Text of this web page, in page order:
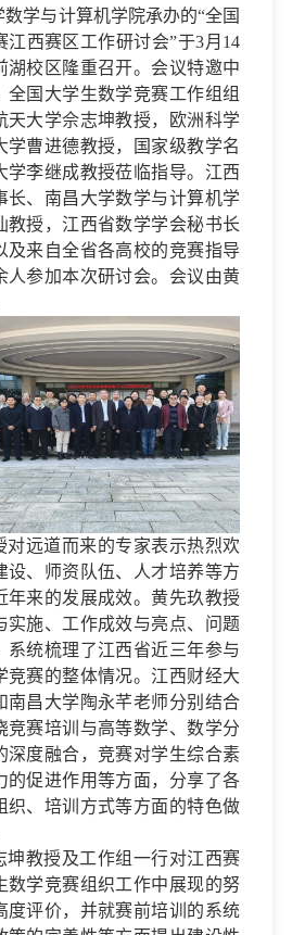
学与计算机学院承办的“全国
江西赛区工作研讨会”于3月14
湖校区隆重召开。会议特邀中
全国大学生数学竞赛工作组组
大学佘志坤教授，
欧洲科学
学曹进德教授，
国家级教学名
学李继成教授莅临指导。江西
长、南昌大学数学与计算机学
教授，江西省数学学会秘书长
及来自全省各高校的竞赛指导
人参加本次研讨会。会议由黄
对远道而来的专家表示热烈欢
设、师资队伍、人才培养等方
年来的发展成效。黄先玖教授
实施、工作成效与亮点、问题
系统梳理了江西省近三年参与
竞赛的整体情况。江西财经大
南昌大学陶永芊老师分别结合
竞赛培训与高等数学、数学分
深度融合，竞赛对学生综合素
的促进作用等方面，分享了各
织、培训方式等方面的特色做
坤教授及工作组一行对江西赛
数学竞赛组织工作中展现的努
度评价，并就赛前培训的系统